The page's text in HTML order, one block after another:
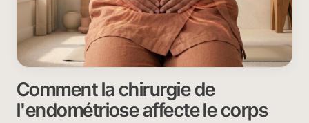
Comment la chirurgie de
l'endométriose affecte le corps